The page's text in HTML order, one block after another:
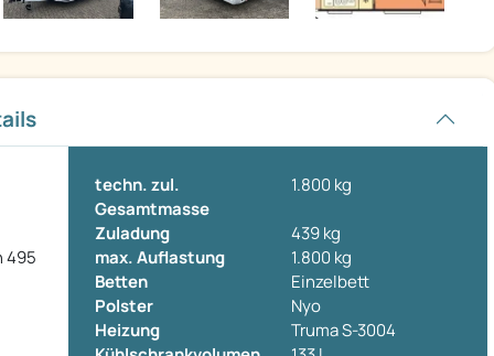
495
techn. zul.
Gesamtmasse
1.800 kg
Zuladung
439 kg
max. Auflastung
1.800 kg
Betten
Einzelbett
Polster
Nyo
Heizung
Truma S-3004